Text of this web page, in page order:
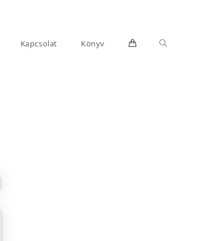
Kapcsolat Könyv Toggle